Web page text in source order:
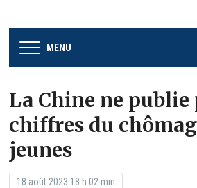
MENU
La Chine ne publie
chiffres du
jeunes
18 août 2023 18 h 02 min